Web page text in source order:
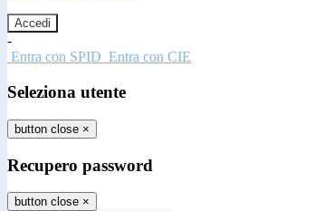
-
Entra con SPID Entra con CIE
Seleziona utente
button close ×
Recupero password
button close ×